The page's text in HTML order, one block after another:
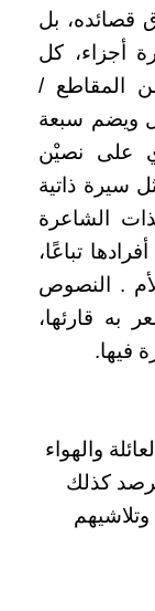
قصائده، بل
أجزاء، كل
المقاطع /
ويضم سبعة
على نصيْن
سيرة ذاتية
الشاعرة
تباعًا،
. النصوص
به قارئها،
فيها.
والهواء
كذلك